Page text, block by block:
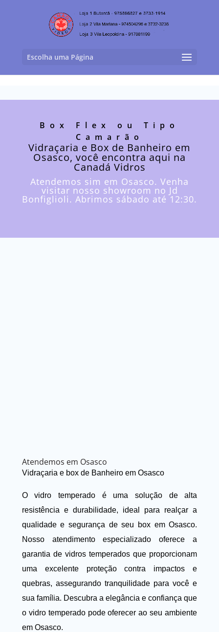
Escolha uma Página
Box Flex ou Tipo
Camarão
Vidraçaria e Box de Banheiro em
Osasco, você encontra aqui na
Canadá Vidros
Atendemos sim em Osasco. Venha
visitar nosso showroom no Jd
Bonfiglioli. Abrimos sábado até 12:30.
Atendemos em Osasco
Vidraçaria e box de Banheiro em Osasco
O vidro temperado é uma solução de alta
resistência e durabilidade, ideal para realçar a
qualidade e segurança de seu box em Osasco.
Nosso atendimento especializado oferece a
garantia de vidros temperados que proporcionam
uma excelente proteção contra impactos e
quebras, assegurando tranquilidade para você e
sua família. Descubra a elegância e confiança que
o vidro temperado pode oferecer ao seu ambiente
em Osasco.